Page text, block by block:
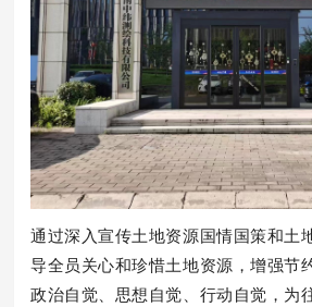
通过深入宣传土地资源国情国策和土
导全员关心和珍惜土地资源，增强节
政治自觉、思想自觉、行动自觉，为